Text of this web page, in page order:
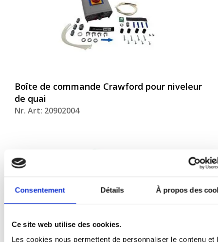
Consentement Détails À propos des
Ce site web utilise des cookies.
Les cookies nous permettent de personnaliser le contenu et
Boîte de commande Crawford pour niveleur
de quai
Nr. Art: 20902004